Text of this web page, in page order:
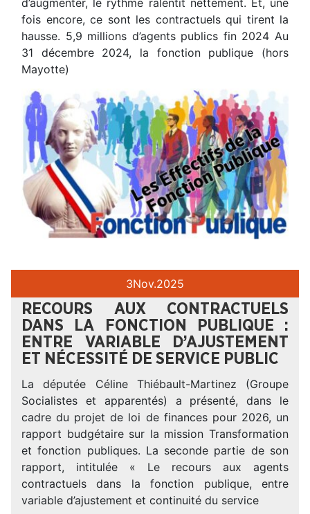
d’augmenter, le rythme ralentit nettement. Et, une
fois encore, ce sont les contractuels qui tirent la
hausse. 5,9 millions d’agents publics fin 2024 Au
31 décembre 2024, la fonction publique (hors
Mayotte)
3Nov.2025
RECOURS AUX CONTRACTUELS
DANS LA FONCTION PUBLIQUE :
ENTRE VARIABLE D’AJUSTEMENT
ET NÉCESSITÉ DE SERVICE PUBLIC
La députée Céline Thiébault-Martinez (Groupe
Socialistes et apparentés) a présenté, dans le
cadre du projet de loi de finances pour 2026, un
rapport budgétaire sur la mission Transformation
et fonction publiques. La seconde partie de son
rapport, intitulée « Le recours aux agents
contractuels dans la fonction publique, entre
variable d’ajustement et continuité du service